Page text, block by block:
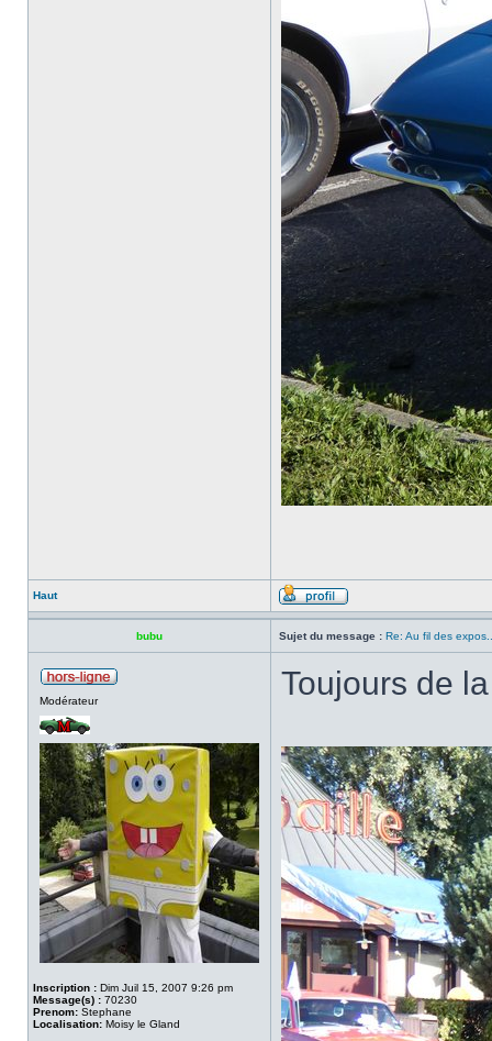
Haut
bubu Sujet du message : Re: Au fil des
Modérateur
Inscription : Dim Juil 15, 2007 9:26 pm
Message(s) : 70230
Prenom: Stephane
Localisation: Moisy le Gland
Toujours de